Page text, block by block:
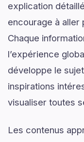
explication
encourage à aller
Chaque
l’expérience
développe le
inspirations
visualiser toutes
Les contenus